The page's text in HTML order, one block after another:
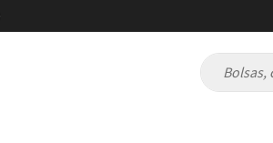
Bolsas,